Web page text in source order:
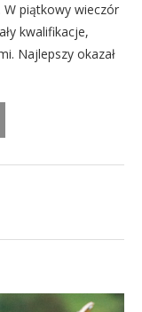
W piątkowy wieczór
kwalifikacje,
Najlepszy okazał